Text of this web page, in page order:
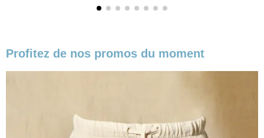
Profitez de nos promos du moment